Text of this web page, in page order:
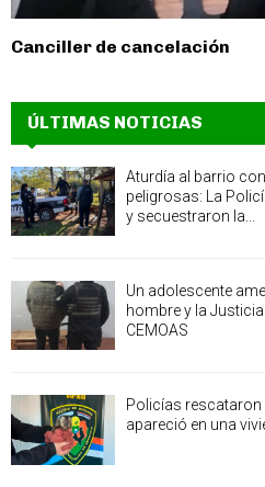
Canciller de cancelación
ÚLTIMAS NOTICIAS
Aturdía al barrio
peligrosas: La
y secuestraron la...
Un adolescente
hombre y la
CEMOAS
Policías rescataron
apareció en una